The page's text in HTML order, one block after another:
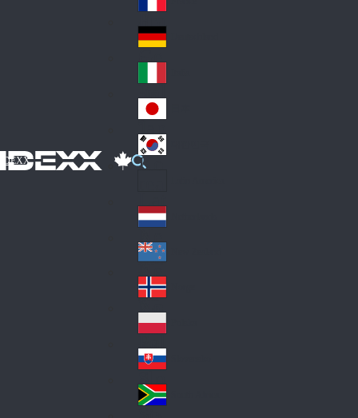
IDEXX
d
Fra
nc
e
Ge
an
y
Ital
y
Jap
an
Ko
Lat
in
A
me
ric
a
Ne
the
rla
nd
s
Ne
w
Ze
ala
nd
No
rw
ay
Pol
an
d
Slo
va